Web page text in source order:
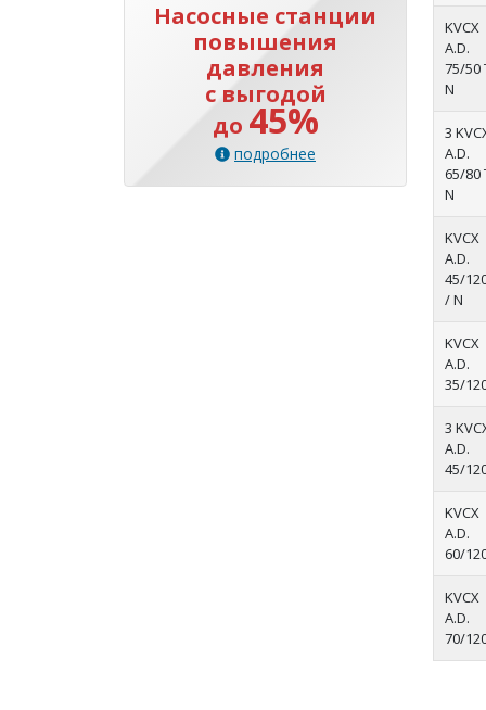
Насосные станции
повышения
давления
с выгодой
до 45%
подробнее
KVCX
A.D.
75/50
N
3
A.D.
65/80
N
KVCX
A.D.
45/
/ N
KVCX
A.D.
35/
3
A.D.
45/
KVCX
A.D.
60/
KVCX
A.D.
70/